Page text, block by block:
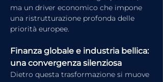
ma un driver economico che impone
una ristrutturazione profonda delle
priorità europee.
Finanza globale e industria bellica:
una convergenza silenziosa
Dietro questa trasformazione si muove